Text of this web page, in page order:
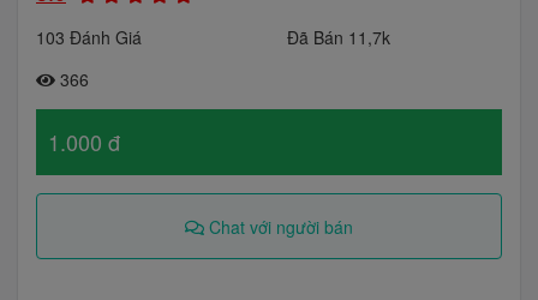
103 Đánh Giá
Đã Bán 11,7k
366
1.000 đ
Chat với người bán